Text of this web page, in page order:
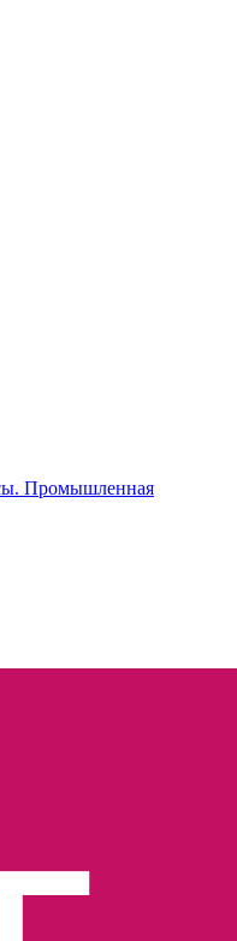
Промышленная